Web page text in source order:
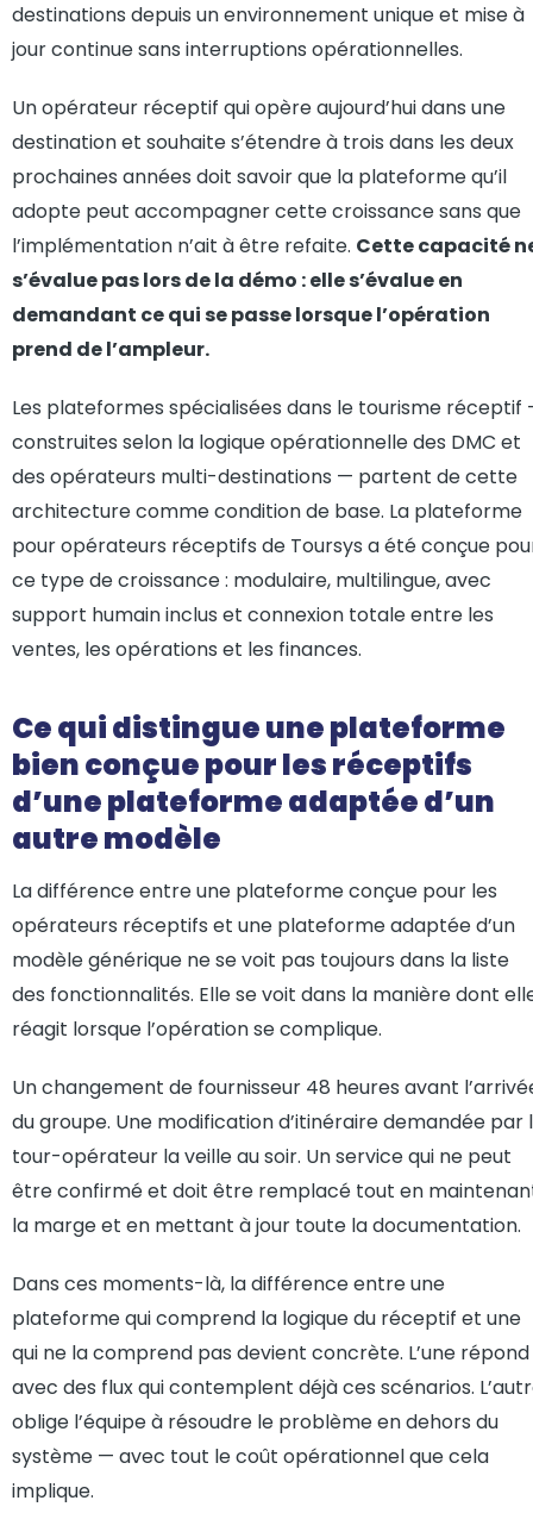
destinations depuis un environnement unique et mise à
jour continue sans interruptions opérationnelles.
Un opérateur réceptif qui opère aujourd’hui dans une
destination et souhaite s’étendre à trois dans les deux
prochaines années doit savoir que la plateforme qu’il
adopte peut accompagner cette croissance sans que
l’implémentation n’ait à être refaite. Cette capacité
s’évalue pas lors de la démo : elle s’évalue en
demandant ce qui se passe lorsque l’opération
prend de l’ampleur.
Les plateformes spécialisées dans le tourisme réceptif
construites selon la logique opérationnelle des DMC et
des opérateurs multi-destinations — partent de cette
architecture comme condition de base. La plateforme
pour opérateurs réceptifs de Toursys a été conçue
ce type de croissance : modulaire, multilingue, avec
support humain inclus et connexion totale entre les
ventes, les opérations et les finances.
Ce qui distingue une plateforme
bien conçue pour les réceptifs
d’une plateforme adaptée d’un
autre modèle
La différence entre une plateforme conçue pour les
opérateurs réceptifs et une plateforme adaptée d’un
modèle générique ne se voit pas toujours dans la liste
des fonctionnalités. Elle se voit dans la manière dont
réagit lorsque l’opération se complique.
Un changement de fournisseur 48 heures avant
du groupe. Une modification d’itinéraire demandée par
tour-opérateur la veille au soir. Un service qui ne peut
être confirmé et doit être remplacé tout en
la marge et en mettant à jour toute la documentation.
Dans ces moments-là, la différence entre une
plateforme qui comprend la logique du réceptif et une
qui ne la comprend pas devient concrète. L’une répond
avec des flux qui contemplent déjà ces scénarios.
oblige l’équipe à résoudre le problème en dehors du
système — avec tout le coût opérationnel que cela
implique.